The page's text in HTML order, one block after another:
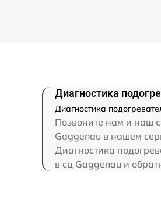
Диагностика
Диагностика
Позвоните нам и наш
Gaggenau в нашем
Диагностика
в сц Gaggenau и